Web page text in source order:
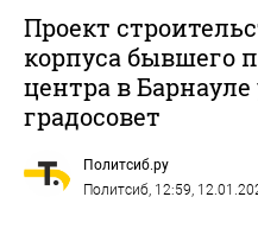
Проект
корпуса бывшего
центра в
градосовет
Политсиб.ру
Политсиб , 12:59,